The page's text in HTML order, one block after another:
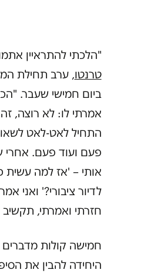
"הלכתי להתראיין
טרנטו, ערב תחילת
ביום חמישי שעבר.
אמרתי לו: לא רוצה,
התחיל לאט-לאט
פעם ועוד פעם. אחרי
אותי – 'אז למה עשית
לדיור ציבורי?' ואני
חזרתי ואמרתי,
חמישה קולות
היחידה להבין את